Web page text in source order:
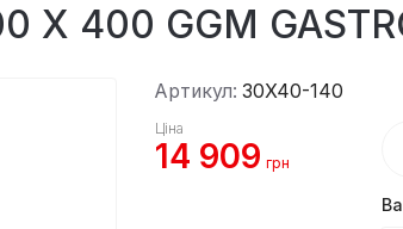
400 GGM
Артикул: 30X40-140
Ціна
14 909 грн